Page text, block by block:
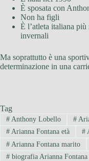
È sposata con
Non ha figli
È l’atleta italiana
invernali
Ma soprattutto è una
determinazione in una
Tag
#Anthony Lobello #
#Arianna Fontana età #
#Arianna Fontana marito
#biografia Arianna Fontana